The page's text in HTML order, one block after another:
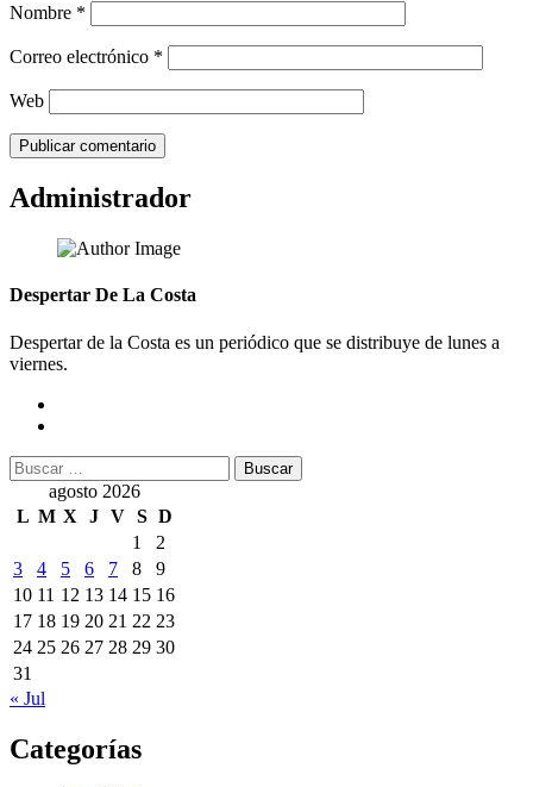
Nombre *
Correo electrónico *
Web
Administrador
Despertar De La Costa
Despertar de la Costa es un periódico que se distribuye de lunes a
viernes.
Buscar:
agosto 2026
L M X J V S D
1
2
3
4 5 6 7 8
9
10 11 12 13 14 15 16
17 18 19 20 21 22 23
24 25 26 27 28 29 30
31
« Jul
Categorías